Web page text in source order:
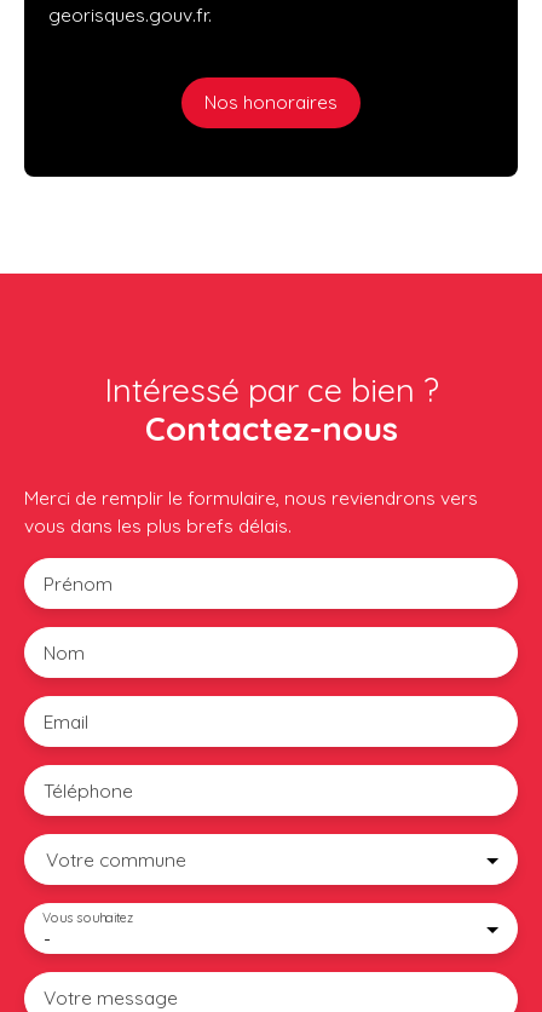
georisques.gouv.fr.
Nos honoraires
Intéressé par ce bien ?
Contactez-nous
Merci de remplir le formulaire, nous reviendrons vers
vous dans les plus brefs délais.
Prénom
Nom
Email
Téléphone
Votre commune
-
Vous souhaitez
Votre message